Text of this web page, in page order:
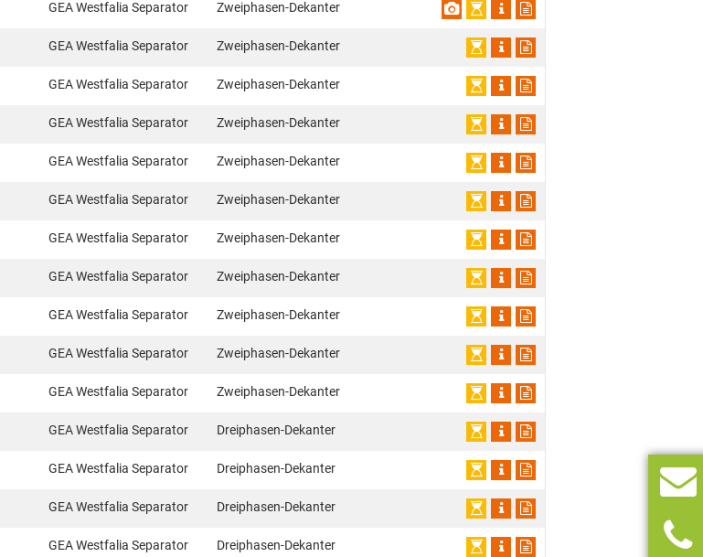
GEA Westfalia Separator Zweiphasen-Dekanter
GEA Westfalia Separator Zweiphasen-Dekanter
GEA Westfalia Separator Zweiphasen-Dekanter
GEA Westfalia Separator Zweiphasen-Dekanter
GEA Westfalia Separator Zweiphasen-Dekanter
GEA Westfalia Separator Zweiphasen-Dekanter
GEA Westfalia Separator Zweiphasen-Dekanter
GEA Westfalia Separator Zweiphasen-Dekanter
GEA Westfalia Separator Zweiphasen-Dekanter
GEA Westfalia Separator Zweiphasen-Dekanter
GEA Westfalia Separator Zweiphasen-Dekanter
GEA Westfalia Separator Dreiphasen-Dekanter
GEA Westfalia Separator Dreiphasen-Dekanter
GEA Westfalia Separator Dreiphasen-Dekanter
GEA Westfalia Separator Dreiphasen-Dekanter